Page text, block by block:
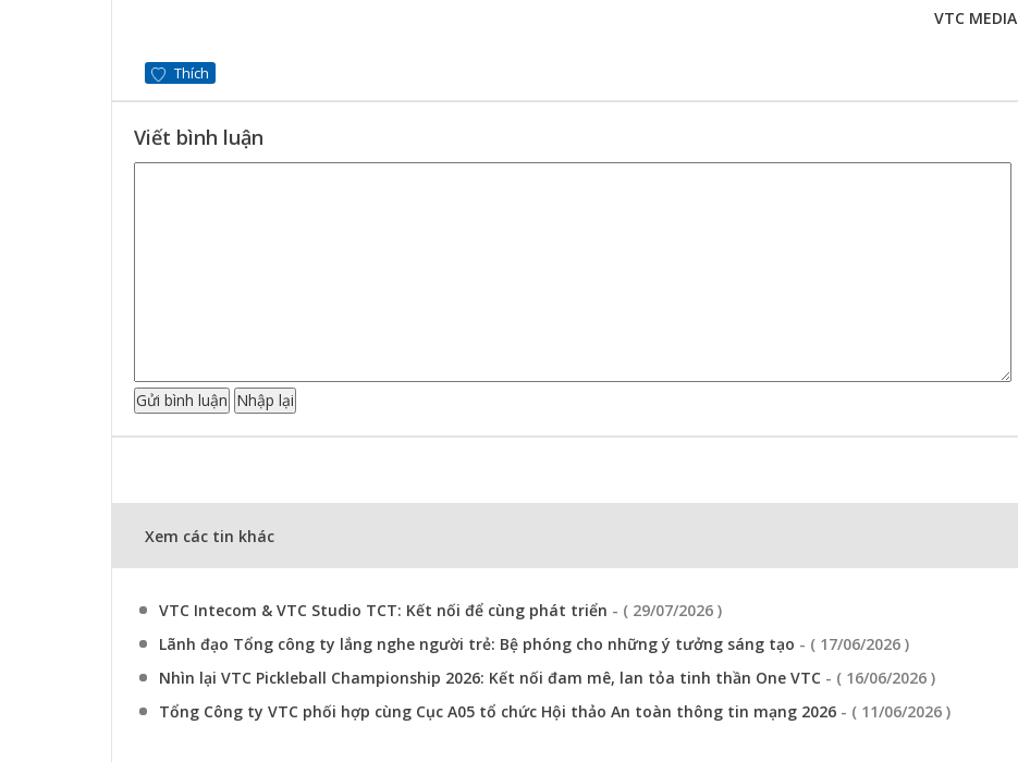
VTC MEDIA
Thích
Viết bình luận
Xem các tin khác
VTC Intecom & VTC Studio TCT: Kết nối để cùng phát triển - ( 29/07/2026 )
Lãnh đạo Tổng công ty lắng nghe người trẻ: Bệ phóng cho những ý tưởng sáng tạo - ( 17/06/2026 )
Nhìn lại VTC Pickleball Championship 2026: Kết nối đam mê, lan tỏa tinh thần One VTC - ( 16/06/2026 )
Tổng Công ty VTC phối hợp cùng Cục A05 tổ chức Hội thảo An toàn thông tin mạng 2026 - ( 11/06/2026 )